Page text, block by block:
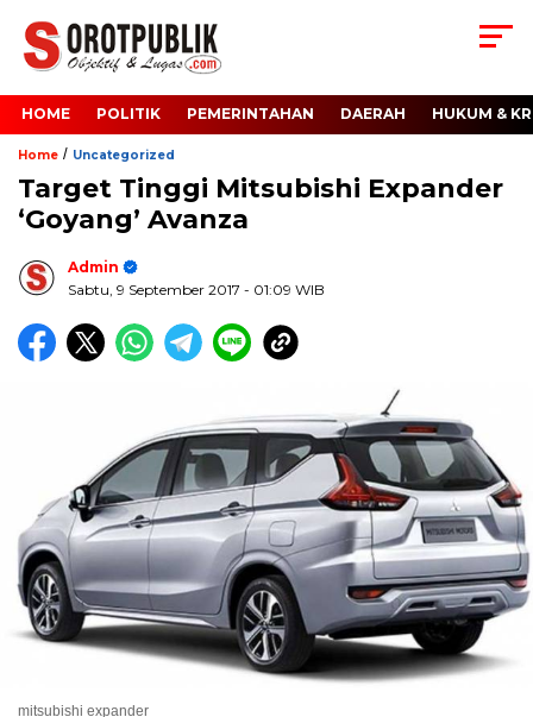
HOME POLITIK PEMERINTAHAN DAERAH HUKUM &
Home / Uncategorized
Target Tinggi Mitsubishi Expander
‘Goyang’ Avanza
Admin
Sabtu, 9 September 2017 - 01:09 WIB
mitsubishi expander